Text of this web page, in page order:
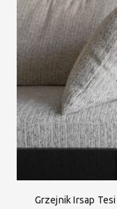
Grzejnik Irsap